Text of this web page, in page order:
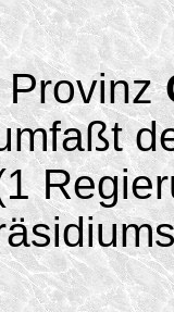
Provinz